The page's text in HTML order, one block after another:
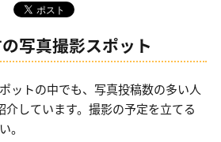
写真撮影スポット
ットの中でも、写真投稿数の多い人
介しています。撮影の予定を立てる
。